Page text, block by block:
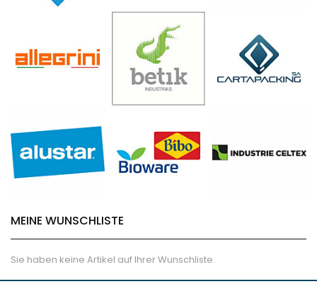
MEINE WUNSCHLISTE
Sie haben keine Artikel auf Ihrer Wunschliste.